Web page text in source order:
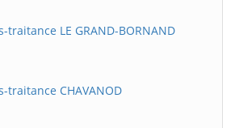
traitance LE GRAND-BORNAND
traitance CHAVANOD